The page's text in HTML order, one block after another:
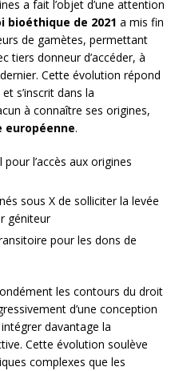
a fait l’objet d’une attention
bioéthique de 2021 a mis fin
de gamètes, permettant
tiers donneur d’accéder, à
Cette évolution répond
s’inscrit dans la
à connaître ses origines,
européenne.
l’accès aux origines
sous X de solliciter la levée
géniteur
pour les dons de
les contours du droit
d’une conception
davantage la
Cette évolution soulève
complexes que les